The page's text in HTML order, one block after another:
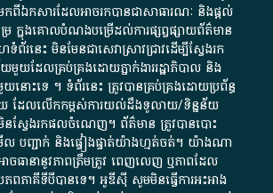
ពី​ឯកសារ​ដែល​អាច​រក​បានជា​សាធារណៈ​ និង​ផ្តល់​
ក្នុង​គោលបំណង​បម្រើ​ដល់ការ​ផ្សព្វផ្សាយ​ព័ត៌មាន​
រ​នេះ​ មិនមែន​ជា​សេវា​ស្រាវជ្រាវ​ដើម្បី​ស្វែងរក
មួយ​ដែល​គ្រប់គ្រង​ដោយ​ភ្នាក់ងារ​រដ្ឋាភិបាល​ និង
យ​នោះ​ទេ ​។​ ទំព័រ​នេះ​ ត្រូវ​បាន​គ្រប់គ្រង​ដោយ​ប្រព័ន្ធ​
យ​ ដែល​លើកកម្ពស់​ការ​យល់​ដឹង​ទូលាយ​/​ទិន្នន័យ​
វែង​រក​ផល​ចំណេញ​។​ ព័ត៌មាន​ ត្រូវ​បាន​បោះ
ើល​ បញ្ជាក់​ និង​ផ្ទៀងផ្ទាត់​យ៉ាង​ហ្មត់ចត់​។​ យ៉ាងណា​
ធានា​នូវ​ភាព​ត្រឹមត្រូវ​ ពេញលេញ​ ឬ​ភាព​ដែល​
ភព​ភាគី​ទី​បី​បាន​ទេ​។​ អូ​ឌី​ស៊ី​ សូម​មិន​ធ្វើការ​អះអាង​